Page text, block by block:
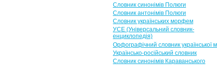
Словник синонімів Полюги
Словник антонімів Полюги
Словник українських морфем
УСЕ (Універсальний словник-
енциклопедія)
Орфографічний словник української
Українсько-російський словник
Словник синонімів Караванського